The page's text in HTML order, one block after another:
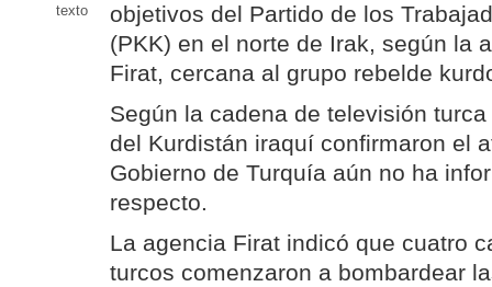
texto
objetivos del Partido de los
(PKK) en el norte de Irak, según la
Firat, cercana al grupo rebelde
Según la cadena de televisión
del Kurdistán iraquí confirmaron el
Gobierno de Turquía aún no ha
respecto.
La agencia Firat indicó que cuatro
turcos comenzaron a bombardear